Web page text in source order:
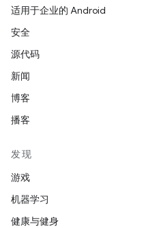
适用于企业的 Android
安全
源代码
新闻
博客
播客
发现
游戏
机器学习
健康与健身